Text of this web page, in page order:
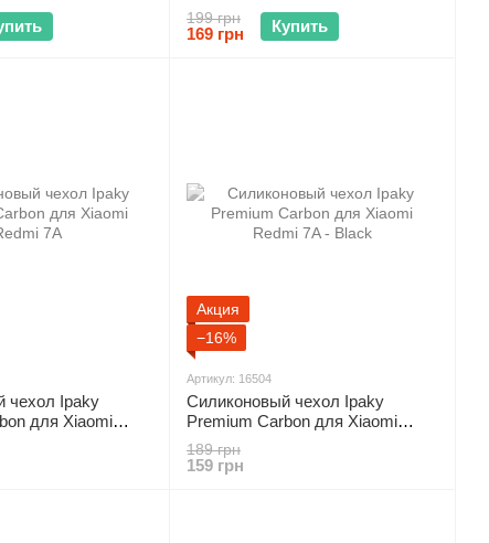
199 грн
169 грн Купить
чехол Ipaky
для Xiaomi
Акция
−16%
Артикул: 16504
Силиконовый чехол Ipaky
Premium Carbon для Xiaomi
Redmi 7A - Black
189 грн
159 грн